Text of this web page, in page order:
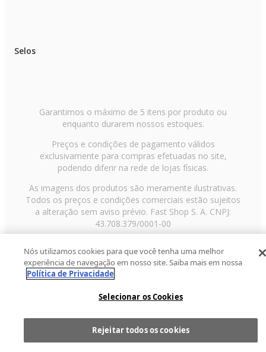
Selos
Garantimos o máximo de 5 itens por produto ou
enquanto durarem nossos estoques.
Preços e condições de pagamento válidos
exclusivamente para compras efetuadas no site,
podendo diferir na rede de lojas físicas.
As imagens dos produtos são meramente ilustrativas.
Todos os preços e condições comerciais estão sujeitos
a alteração sem aviso prévio. Fast Shop S. A. CNPJ:
43.708.379/0001-00
Paulo/SP, CEP 02029-001, Telefone: 11 3003-3728 ©
2013 Fast Shop - Todos os direitos reservadosRF
Nós utilizamos cookies para que você tenha uma melhor
experiência de navegação em nosso site. Saiba mais em nossa
Política de Privacidade
Selecionar os Cookies
Rejeitar todos os cookies